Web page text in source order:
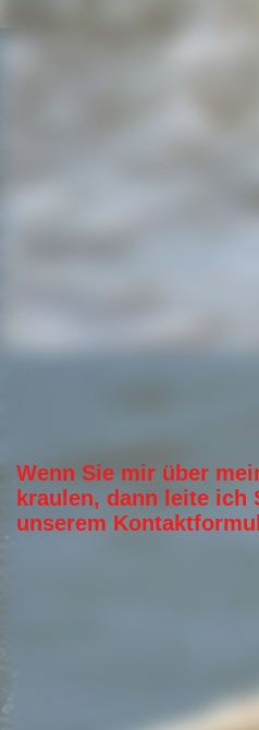
Wenn Sie mir über
kraulen, dann leite ich
unserem